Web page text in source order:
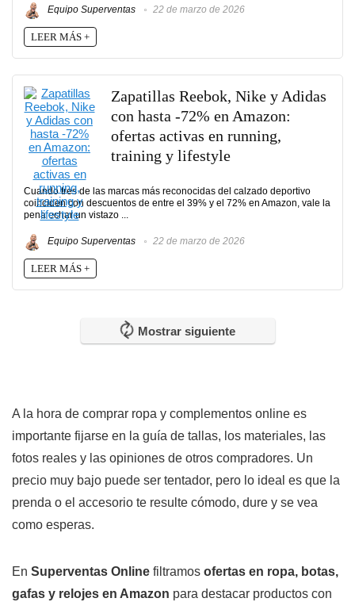
Equipo Superventas 22 de marzo de 2026
LEER MÁS +
Zapatillas Reebok, Nike y Adidas
con hasta -72% en Amazon:
ofertas activas en running,
training y lifestyle
Cuando tres de las marcas más reconocidas del calzado deportivo
coinciden con descuentos de entre el 39% y el 72% en Amazon, vale la
pena echar un vistazo ...
Equipo Superventas 22 de marzo de 2026
LEER MÁS +
Mostrar siguiente
A la hora de comprar ropa y complementos online es
importante fijarse en la guía de tallas, los materiales, las
fotos reales y las opiniones de otros compradores. Un
precio muy bajo puede ser tentador, pero lo ideal es que la
prenda o el accesorio te resulte cómodo, dure y se vea
como esperas.
En Superventas Online filtramos ofertas en ropa, botas,
gafas y relojes en Amazon para destacar productos con